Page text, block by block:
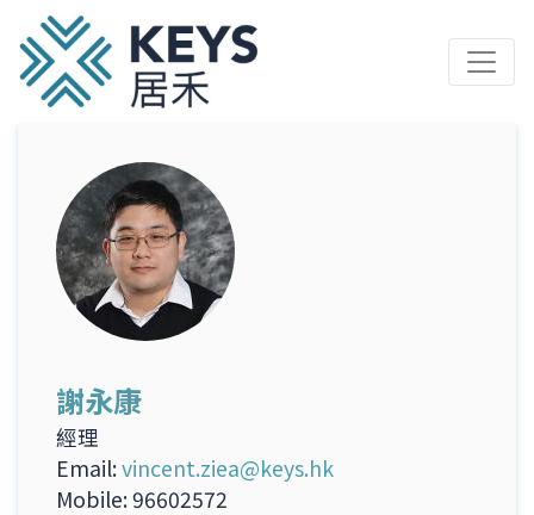
謝永康
經理
Email vincent.ziea@keys.hk
Mobile 96602572